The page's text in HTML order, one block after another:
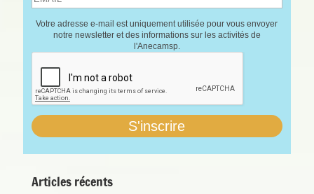
Votre adresse e-mail est uniquement utilisée pour vous envoyer
notre newsletter et des informations sur les activités de
l'Anecamsp.
Articles récents